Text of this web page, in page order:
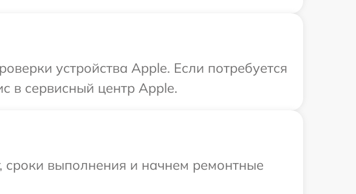
устройства Apple. Если потребуется
в сервисный центр Apple.
сроки выполнения и начнем ремонтные